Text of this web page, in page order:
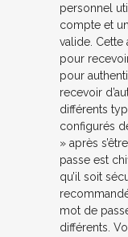
personnel
compte et
valide. Cette
pour
pour
recevoir
différents
configurés
» après
passe est
qu’il soit
mot de
différents.